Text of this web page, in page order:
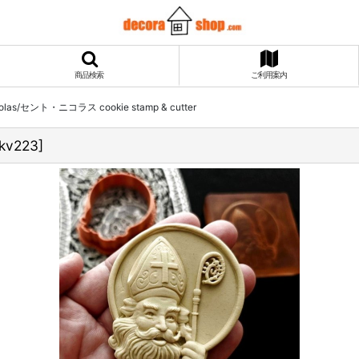
商品検索 ご利用案内
セント・ニコラス cookie stamp & cutter
]